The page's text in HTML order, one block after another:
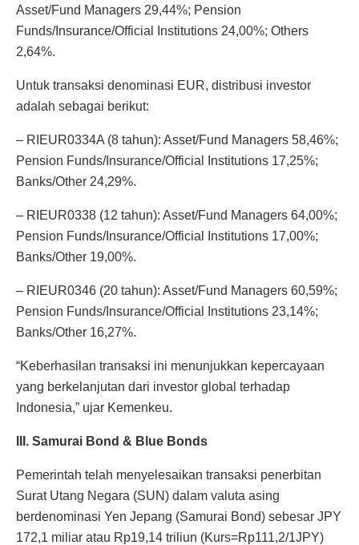
Asset/Fund Managers 29,44%; Pension
Funds/Insurance/Official Institutions 24,00%; Others
2,64%.
Untuk transaksi denominasi EUR, distribusi investor
adalah sebagai berikut:
– RIEUR0334A (8 tahun): Asset/Fund Managers 58,46%;
Pension Funds/Insurance/Official Institutions 17,25%;
Banks/Other 24,29%.
– RIEUR0338 (12 tahun): Asset/Fund Managers 64,00%;
Pension Funds/Insurance/Official Institutions 17,00%;
Banks/Other 19,00%.
– RIEUR0346 (20 tahun): Asset/Fund Managers 60,59%;
Pension Funds/Insurance/Official Institutions 23,14%;
Banks/Other 16,27%.
“Keberhasilan transaksi ini menunjukkan kepercayaan
yang berkelanjutan dari investor global terhadap
Indonesia,” ujar Kemenkeu.
III. Samurai Bond & Blue Bonds
Pemerintah telah menyelesaikan transaksi penerbitan
Surat Utang Negara (SUN) dalam valuta asing
berdenominasi Yen Jepang (Samurai Bond) sebesar JPY
172,1 miliar atau Rp19,14 triliun (Kurs=Rp111,2/1JPY)